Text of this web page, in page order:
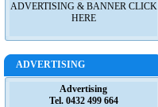
ADVERTISING & BANNER CLICK
HERE
ADVERTISING
Advertising
Tel. 0432 499 664